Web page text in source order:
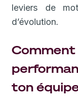
leviers de
d’évolution.
ton